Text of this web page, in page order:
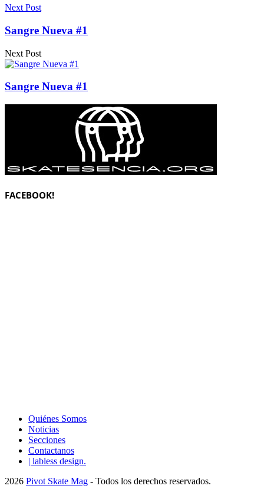
Next Post
Sangre Nueva #1
Next Post
Sangre Nueva #1
FACEBOOK!
Quiénes Somos
Noticias
Secciones
Contactanos
| labless design.
2026 Pivot Skate Mag - Todos los derechos reservados.